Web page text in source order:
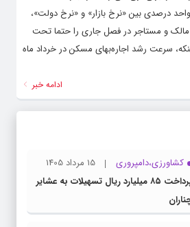
تعیین کرده است.فاصله ۱۷ واحد درصدی بین «نرخ بازار» و «نرخ دولت»،
و مستاجر در فصل جاری را حتما تحت
سرعت رشد اجاره‌بهای مسکن در خرداد ماه
ادامه خبر
کشاورزی،دامپروری
15 مرداد 1405
پرداخت ۸۵ میلیارد ریال تسهیلات به عشایر